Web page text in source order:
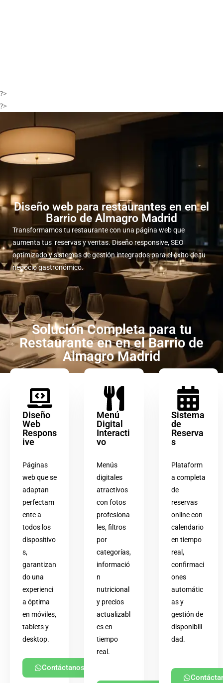
?>
?>
Diseño web para restaurantes en en el
Barrio de Almagro Madrid
Transformamos tu restaurante con una página web que
aumenta tus reservas y ventas. Diseño responsive, SEO
optimizado y sistemas de gestión integrados para el éxito de tu
negocio gastronómico.
Solución Completa para tu
Restaurante en en el Barrio de
Almagro Madrid
Diseño
Web
Respons
ive
Páginas
web que se
adaptan
perfectam
ente a
todos los
dispositivo
s,
garantizan
do una
experienci
a óptima
en móviles,
tablets y
desktop.
Contáctanos
Menú
Digital
Interacti
vo
Menús
digitales
atractivos
con fotos
profesiona
les, filtros
por
categorías,
informació
n
nutricional
y precios
actualizabl
es en
tiempo
real.
Sistema
de
Reserva
s
Plataform
a completa
de
reservas
online con
calendario
en tiempo
real,
confirmaci
ones
automátic
as y
gestión de
disponibili
dad.